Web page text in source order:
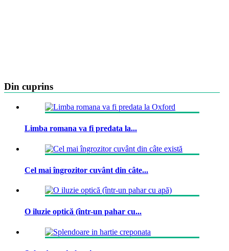
Din cuprins
Limba romana va fi predata la...
Cel mai îngrozitor cuvânt din câte...
O iluzie optică (într-un pahar cu...